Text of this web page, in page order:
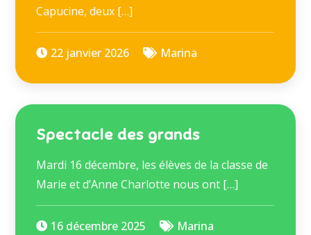
Capucine, deux […]
22 janvier 2026 Marina
Spectacle des grands
Mardi 16 décembre, les élèves de la classe de
Marie et d’Anne Charlotte nous ont […]
16 décembre 2025 Marina